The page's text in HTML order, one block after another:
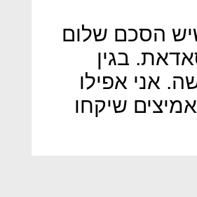
הסכם שלום
בגין
אני אפילו
שיקחו